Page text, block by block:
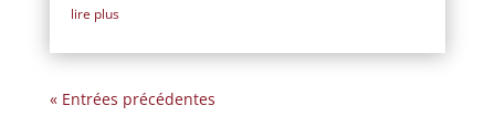
lire plus
« Entrées précédentes